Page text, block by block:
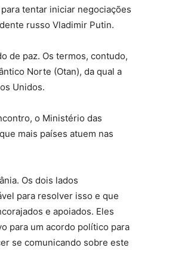
tentar iniciar negociações
russo Vladimir Putin.
de paz. Os termos, contudo,
Norte (Otan), da qual a
Unidos.
o Ministério das
mais países atuem nas
Os dois lados
para resolver isso e que
e apoiados. Eles
para um acordo político para
se comunicando sobre este